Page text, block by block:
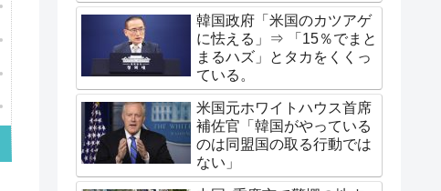
韓国政府「米国のカツアゲ
に怯える」⇒ 「15％でまと
まるハズ」とタカをくくっ
ている。
米国元ホワイトハウス首席
補佐官「韓国がやっている
のは同盟国の取る行動では
ない」